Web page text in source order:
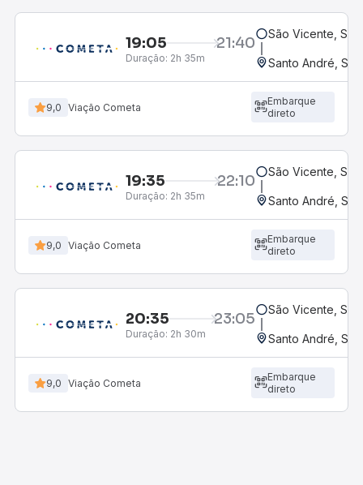
19:05 21:40
Duração: 2h 35m
São Vicente, SP
Santo André, SP
9,0 Viação Cometa
Embarque
direto
19:35 22:10
Duração: 2h 35m
São Vicente, SP
Santo André, SP
9,0 Viação Cometa
Embarque
direto
20:35 23:05
Duração: 2h 30m
São Vicente, SP
Santo André, SP
9,0 Viação Cometa
Embarque
direto